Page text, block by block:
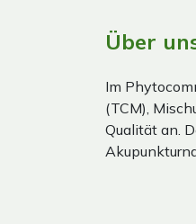
Über
Im
(TCM),
Qualität an.